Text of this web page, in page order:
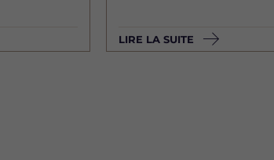
LIRE LA SUITE